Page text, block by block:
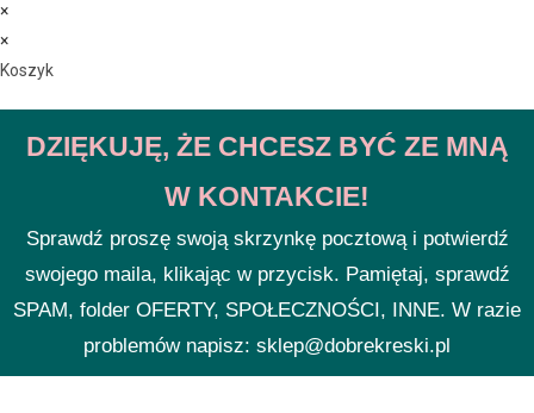
×
×
Koszyk
DZIĘKUJĘ, ŻE CHCESZ BYĆ ZE MNĄ
W KONTAKCIE!
Sprawdź proszę swoją skrzynkę pocztową i potwierdź
swojego maila, klikając w przycisk. Pamiętaj, sprawdź
SPAM, folder OFERTY, SPOŁECZNOŚCI, INNE. W razie
problemów napisz: sklep@dobrekreski.pl